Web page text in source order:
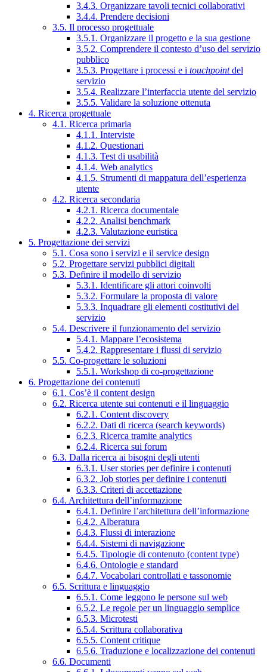
3.4.3. Organizzare tavoli tecnici collaborativi
3.4.4. Prendere decisioni
3.5. Il processo progettuale
3.5.1. Organizzare il progetto e la sua gestione
3.5.2. Comprendere il contesto d’uso del servizio
pubblico
3.5.3. Progettare i processi e i touchpointdel
servizio
3.5.4. Realizzare l’interfaccia utente del servizio
3.5.5. Validare la soluzione ottenuta
4. Ricerca progettuale
4.1. Ricerca primaria
4.1.1. Interviste
4.1.2. Questionari
4.1.3. Test di usabilità
4.1.4. Web analytics
4.1.5. Strumenti di mappatura dell’esperienza
utente
4.2. Ricerca secondaria
4.2.1. Ricerca documentale
4.2.2. Analisi benchmark
4.2.3. Valutazione euristica
5. Progettazione dei servizi
5.1. Cosa sono i servizi e il service design
5.2. Progettare servizi pubblici digitali
5.3. Definire il modello di servizio
5.3.1. Identificare gli attori coinvolti
5.3.2. Formulare la proposta di valore
5.3.3. Inquadrare gli elementi costitutivi del
servizio
5.4. Descrivere il funzionamento del servizio
5.4.1. Mappare l’ecosistema
5.4.2. Rappresentare i flussi di servizio
5.5. Co-progettare le soluzioni
5.5.1. Workshop di co-progettazione
6. Progettazione dei contenuti
6.1. Cos’è il content design
6.2. Ricerca utente sui contenuti e il linguaggio
6.2.1. Content discovery
6.2.2. Dati di ricerca (search keywords)
6.2.3. Ricerca tramite analytics
6.2.4. Ricerca sui forum
6.3. Dalla ricerca ai bisogni degli utenti
6.3.1. User stories per definire i contenuti
6.3.2. Job stories per definire i contenuti
6.3.3. Criteri di accettazione
6.4. Architettura dell’informazione
6.4.1. Definire l’architettura dell’informazione
6.4.2. Alberatura
6.4.3. Flussi di interazione
6.4.4. Sistemi di navigazione
6.4.5. Tipologie di contenuto (content type)
6.4.6. Ontologie e standard
6.4.7. Vocabolari controllati e tassonomie
6.5. Scrittura e linguaggio
6.5.1. Come leggono le persone sul web
6.5.2. Le regole per un linguaggio semplice
6.5.3. Microtesti
6.5.4. Scrittura collaborativa
6.5.5. Content critique
6.5.6. Traduzione e localizzazione dei contenuti
6.6. Documenti